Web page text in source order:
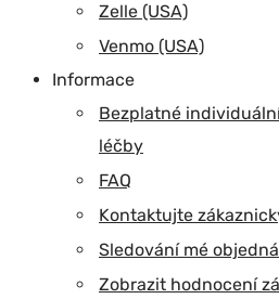
Zelle (USA)
Venmo (USA)
Informace
Bezplatné
léčby
FAQ
Kontaktujte
Sledování mé
Zobrazit hodnocení